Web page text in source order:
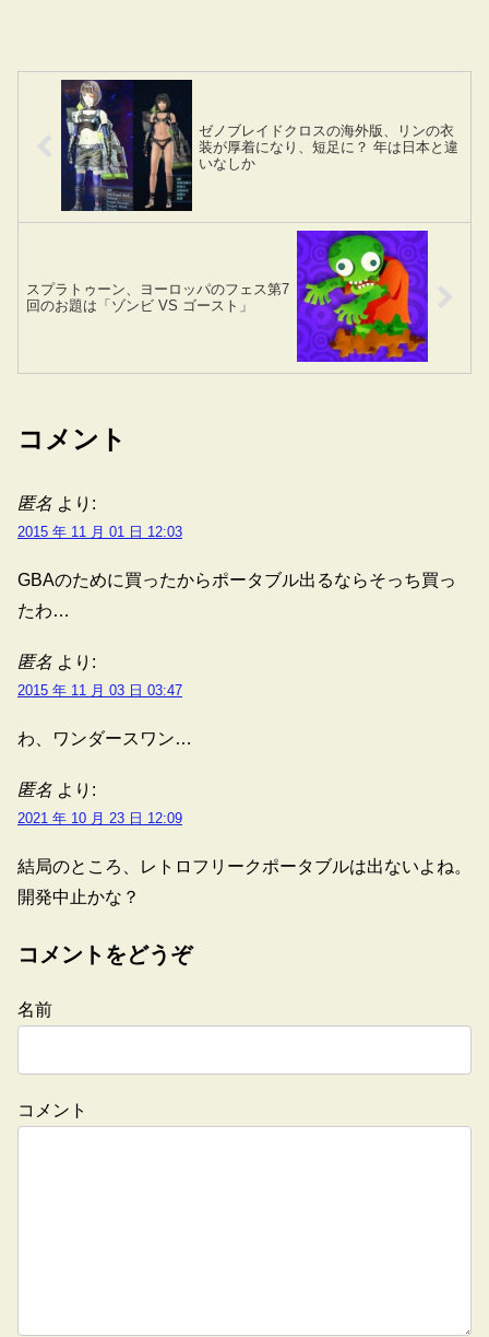
ゼノブレイドクロスの海外版、リンの衣
装が厚着になり、短足に？ 年は日本と違
いなしか
スプラトゥーン、ヨーロッパのフェス第7
回のお題は「ゾンビ VS ゴースト」
コメント
匿名 より:
2015 年 11 月 01 日 12:03
GBAのために買ったからポータブル出るならそっち買っ
たわ…
匿名 より:
2015 年 11 月 03 日 03:47
わ、ワンダースワン…
匿名 より:
2021 年 10 月 23 日 12:09
結局のところ、レトロフリークポータブルは出ないよね。
開発中止かな？
コメントをどうぞ
名前
コメント